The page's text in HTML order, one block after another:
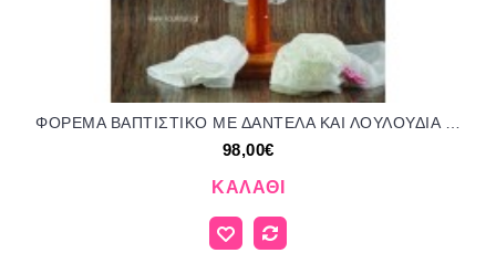
ΦΟΡΕΜΑ ΒΑΠΤΙΣΤΙΚΟ ΜΕ ΔΑΝΤΕΛΑ ΚΑΙ ΛΟΥΛΟΥΔΙΑ ΥΦΑΣΜΑΤΙΝΑ OR-21170/416000 98.00€!!!
98,00€
ΚΑΛΆΘΙ